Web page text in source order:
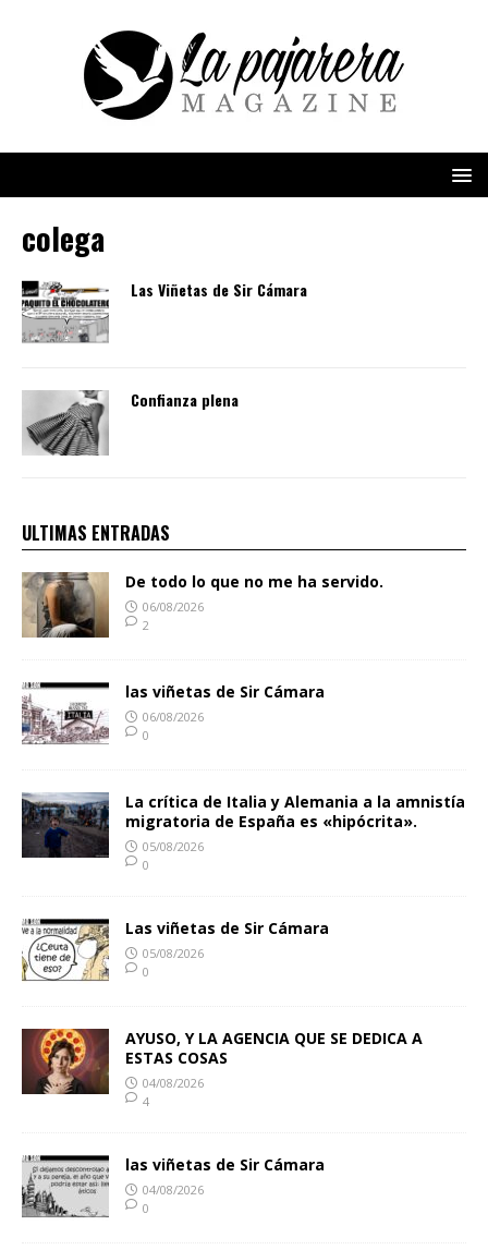
colega
Las Viñetas de Sir Cámara
Confianza plena
ULTIMAS ENTRADAS
De todo lo que no me ha servido.
06/08/2026
2
las viñetas de Sir Cámara
06/08/2026
0
La crítica de Italia y Alemania a la amnistía
migratoria de España es «hipócrita».
05/08/2026
0
Las viñetas de Sir Cámara
05/08/2026
0
AYUSO, Y LA AGENCIA QUE SE DEDICA A
ESTAS COSAS
04/08/2026
4
las viñetas de Sir Cámara
04/08/2026
0